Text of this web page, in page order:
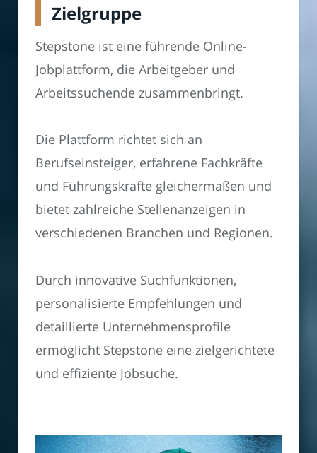
Zielgruppe
Stepstone ist eine führende Online-
Jobplattform, die Arbeitgeber und
Arbeitssuchende zusammenbringt.
Die Plattform richtet sich an
Berufseinsteiger, erfahrene Fachkräfte
und Führungskräfte gleichermaßen und
bietet zahlreiche Stellenanzeigen in
verschiedenen Branchen und Regionen.
Durch innovative Suchfunktionen,
personalisierte Empfehlungen und
detaillierte Unternehmensprofile
ermöglicht Stepstone eine zielgerichtete
und effiziente Jobsuche.